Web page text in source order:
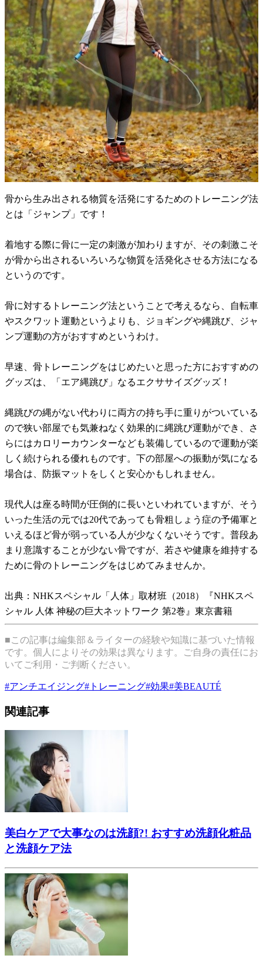
骨から生み出される物質を活発にするためのトレーニング法
とは「ジャンプ」です！
着地する際に骨に一定の刺激が加わりますが、その刺激こそ
が骨から出されるいろいろな物質を活発化させる方法になる
というのです。
骨に対するトレーニング法ということで考えるなら、自転車
やスクワット運動というよりも、ジョギングや縄跳び、ジャ
ンプ運動の方がおすすめというわけ。
早速、骨トレーニングをはじめたいと思った方におすすめの
グッズは、「エア縄跳び」なるエクササイズグッズ！
縄跳びの縄がない代わりに両方の持ち手に重りがついている
ので狭い部屋でも気兼ねなく効果的に縄跳び運動ができ、さ
らにはカロリーカウンターなども装備しているので運動が楽
しく続けられる優れものです。下の部屋への振動が気になる
場合は、防振マットをしくと安心かもしれません。
現代人は座る時間が圧倒的に長いといわれていますが、そう
いった生活の元では20代であっても骨粗しょう症の予備軍と
いえるほど骨が弱っている人が少なくないそうです。普段あ
まり意識することが少ない骨ですが、若さや健康を維持する
ために骨のトレーニングをはじめてみませんか。
出典：NHKスペシャル「人体」取材班（2018）『NHKスペ
シャル 人体 神秘の巨大ネットワーク 第2巻』東京書籍
■この記事は編集部＆ライターの経験や知識に基づいた情報
です。個人によりその効果は異なります。ご自身の責任にお
いてご利用・ご判断ください。
#アンチエイジング# トレーニング#効果#美BEAUTÉ
関連記事
美白ケアで大事なのは洗顔?! おすすめ洗顔化粧品
と洗顔ケア法